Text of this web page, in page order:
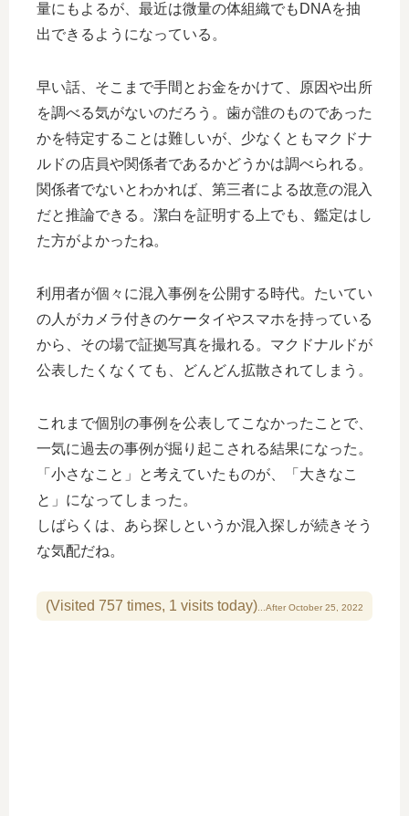
量にもよるが、最近は微量の体組織でもDNAを抽
出できるようになっている。
早い話、そこまで手間とお金をかけて、原因や出所
を調べる気がないのだろう。歯が誰のものであった
かを特定することは難しいが、少なくともマクドナ
ルドの店員や関係者であるかどうかは調べられる。
関係者でないとわかれば、第三者による故意の混入
だと推論できる。潔白を証明する上でも、鑑定はし
た方がよかったね。
利用者が個々に混入事例を公開する時代。たいてい
の人がカメラ付きのケータイやスマホを持っている
から、その場で証拠写真を撮れる。マクドナルドが
公表したくなくても、どんどん拡散されてしまう。
これまで個別の事例を公表してこなかったことで、
一気に過去の事例が掘り起こされる結果になった。
「小さなこと」と考えていたものが、「大きなこ
と」になってしまった。
しばらくは、あら探しというか混入探しが続きそう
な気配だね。
(Visited 757 times, 1 visits today)